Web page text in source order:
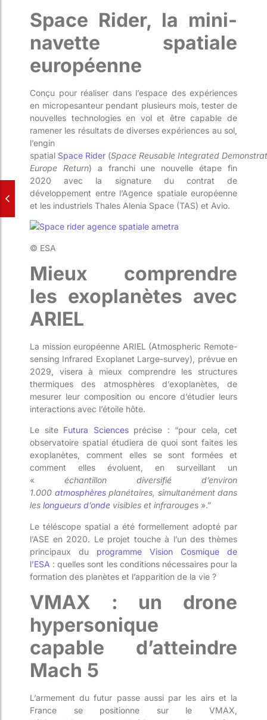
Space Rider, la mini-
navette spatiale
européenne
Conçu pour réaliser dans l’espace des expériences
en micropesanteur pendant plusieurs mois, tester de
nouvelles technologies en vol et être capable de
ramener les résultats de diverses expériences au sol,
l’engin
spatial Space Rider (Space Reusable Integrated
Europe Return) a franchi une nouvelle étape fin
2020avec la signature du contrat de
développement entre l’Agence spatiale européenne
et les industriels Thales Alenia Space (TAS) et Avio.
© ESA
Mieux comprendre
les exoplanètes avec
ARIEL
La mission européenne ARIEL (Atmospheric Remote-
sensing Infrared Exoplanet Large-survey),
prévue en
2029, visera à mieux comprendre les structures
thermiques des atmosphères d’exoplanètes, de
mesurer leur composition ou encore d’étudier leurs
interactions avec l’étoile hôte.
Le site Futura Sciencesprécise : “pour cela, cet
observatoire spatial étudiera de quoi sont faites les
exoplanètes, comment elles se sont formées et
comment elles évoluent, en surveillant un
« échantillon diversifié d’environ
1.000 atmosphèresplanétaires, simultanément dans
les longueurs d’onde visibles et infrarouges ».”
Le téléscope spatial a été formellement adopté par
l’ASE en 2020. Le projet touche à l’un des thèmes
principaux du programme Vision Cosmique de
l’ESA : quelles sont les conditions nécessaires pour la
formation des planètes et l’apparition de la vie ?
VMAX : un drone
hypersonique
capable d’atteindre
Mach 5
L’armementdu futur passeaussi par les airs et la
France se positionne sur le VMAX,